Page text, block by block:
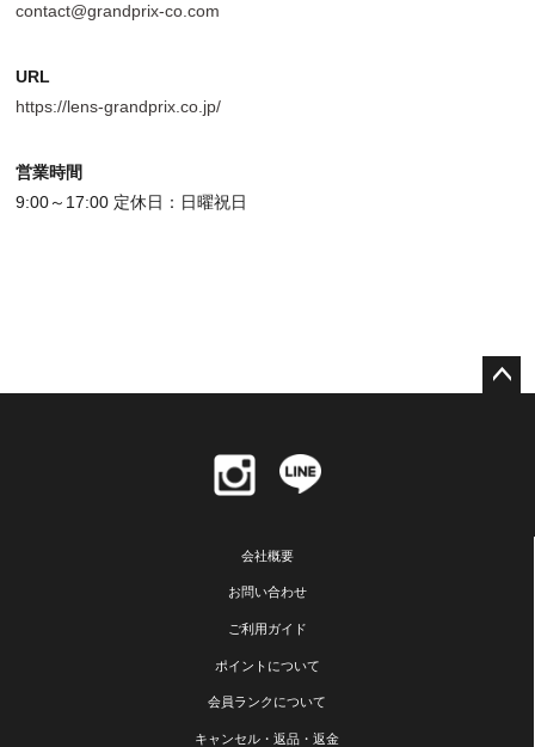
contact@grandprix-co.com
URL
https://lens-grandprix.co.jp/
営業時間
9:00～17:00 定休日：日曜祝日
会社概要
お問い合わせ
ご利用ガイド
ポイントについて
会員ランクについて
キャンセル・返品・返金